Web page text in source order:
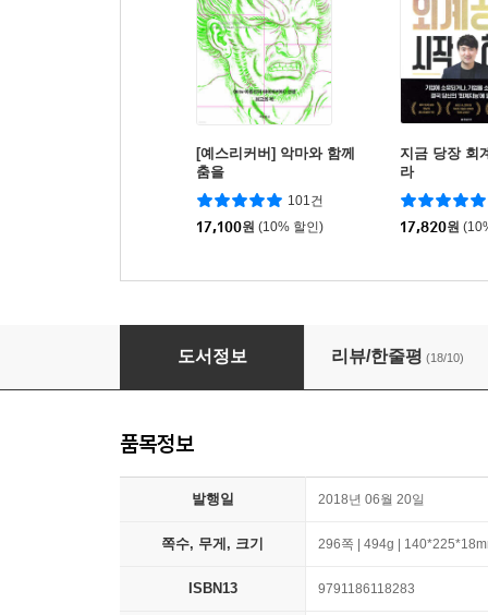
[예스리커버] 악마와 함께
춤을
101건
17,100원 (10% 할인)
지금 당장 회
라
17,820원
감정 식사
도서정보 리뷰/한줄평 (18/10)
품목정보
발행일 2018년 06월 20일
쪽수, 무게, 크기 296쪽 | 494g |
ISBN13 9791186118283